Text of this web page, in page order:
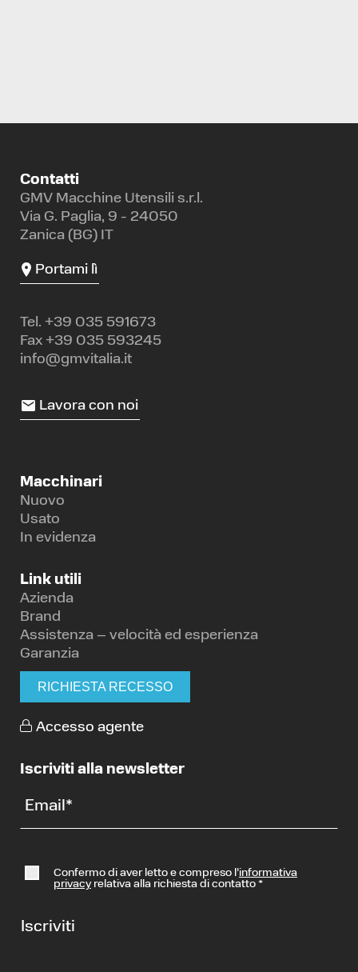
Contatti
GMV Macchine Utensili s.r.l.
Via G. Paglia, 9 - 24050
Zanica (BG) IT
Portami lì
Tel. +39 035 591673
Fax +39 035 593245
info@gmvitalia.it
Lavora con noi
Macchinari
Nuovo
Usato
In evidenza
Link utili
Azienda
Brand
Assistenza – velocità ed esperienza
Garanzia
RICHIESTA RECESSO
Accesso agente
Iscriviti alla newsletter
Email *
Confermo di aver letto e compreso l’informativa
privacyrelativa alla richiesta di contatto *
Iscriviti